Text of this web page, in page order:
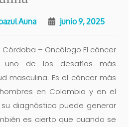
Auna junio 9, 2025
Córdoba – Oncólogo El cáncer
de los desafíos más
masculina. Es el cáncer más
en Colombia y en el
diagnóstico puede generar
es cierto que cuando se